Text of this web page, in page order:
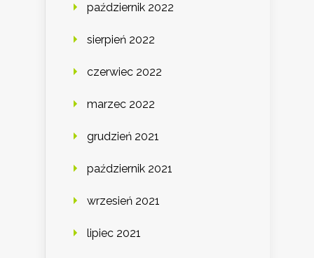
październik 2022
sierpień 2022
czerwiec 2022
marzec 2022
grudzień 2021
październik 2021
wrzesień 2021
lipiec 2021